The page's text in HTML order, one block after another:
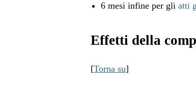
6 mesi infine per gli atti
Effetti della
[Torna su]